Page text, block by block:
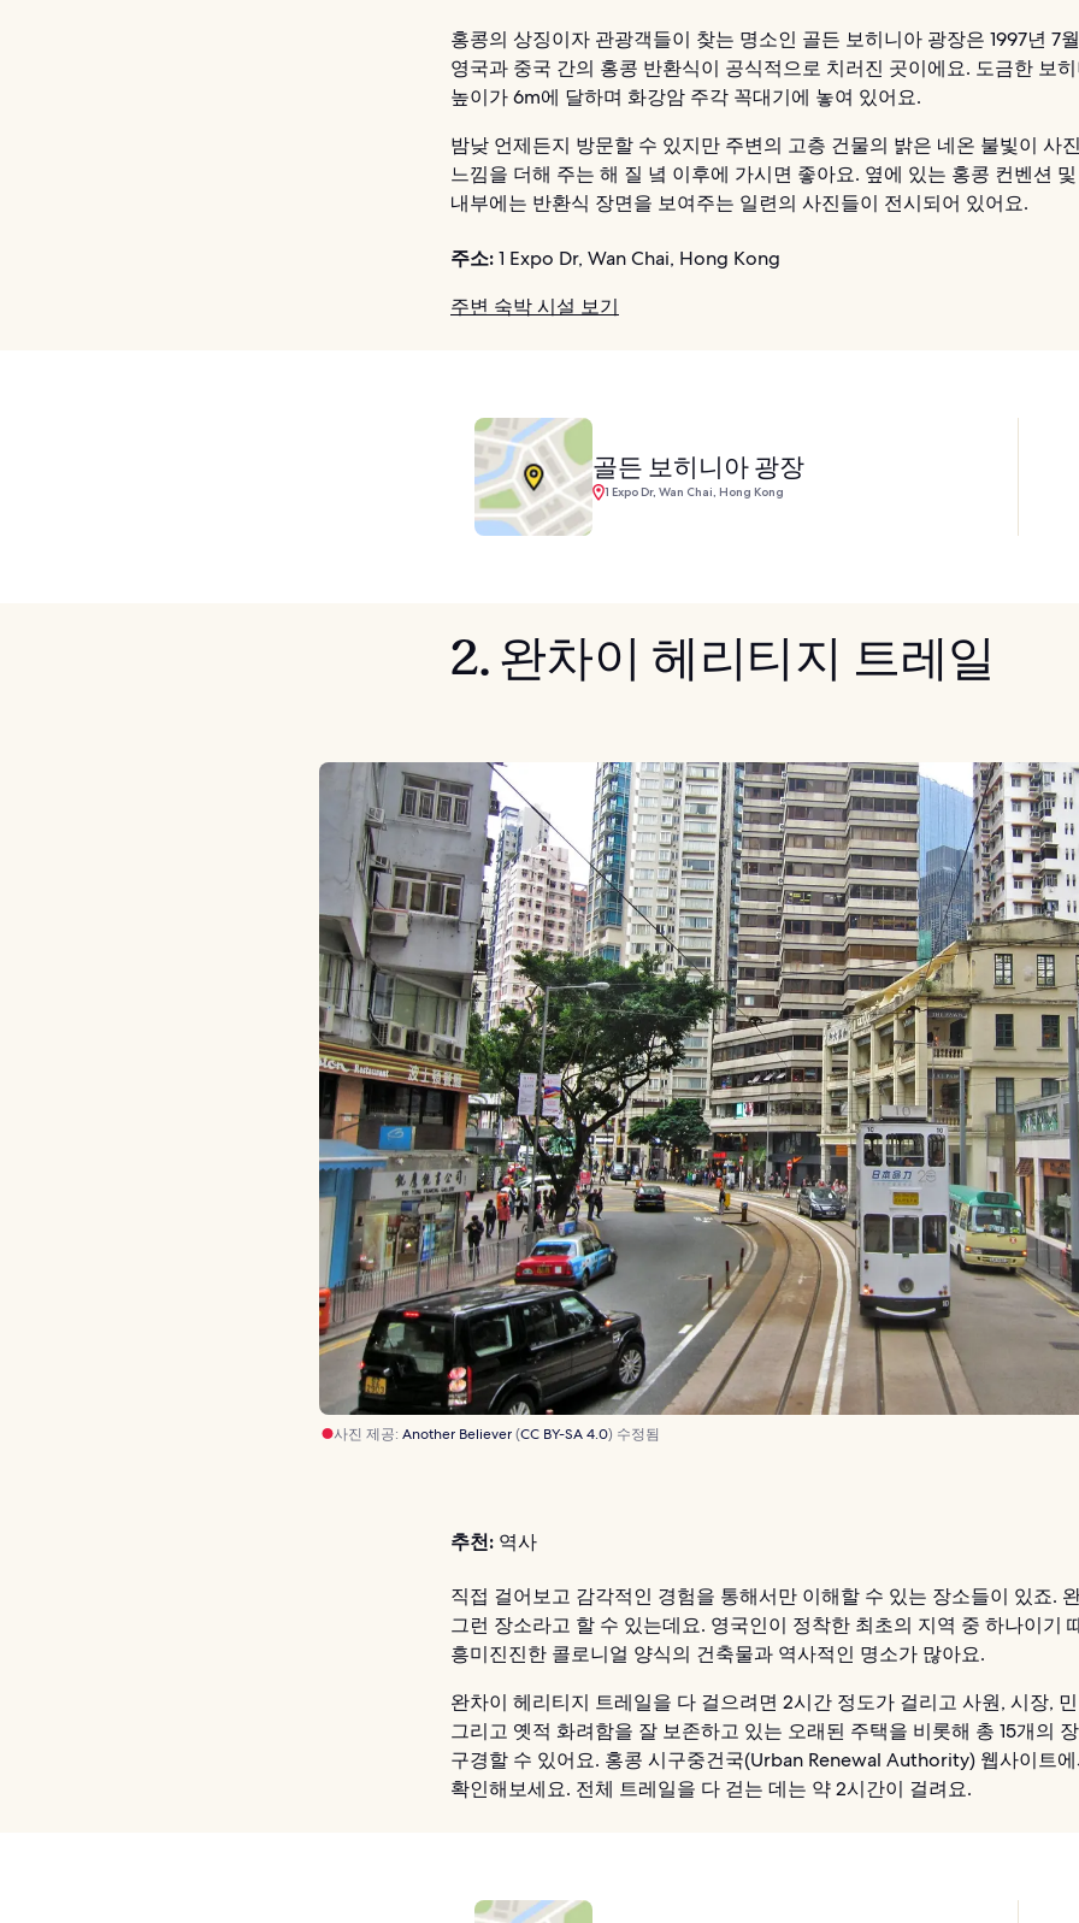
홍콩의 상징이자 관광객들이 찾는 명소인 골든 보히니아 광장은 1997년 7
영국과 중국 간의 홍콩 반환식이 공식적으로 치러진 곳이에요. 도금한 보
높이가 6m에 달하며 화강암 주각 꼭대기에 놓여 있어요.
밤낮 언제든지 방문할 수 있지만 주변의 고층 건물의 밝은 네온 불빛이 사
느낌을 더해 주는 해 질 녘 이후에 가시면 좋아요. 옆에 있는 홍콩 컨벤션
내부에는 반환식 장면을 보여주는 일련의 사진들이 전시되어 있어요.
주소: 1 Expo Dr, Wan Chai, Hong Kong
주변 숙박 시설 보기
골든 보히니아 광장
1 Expo Dr, Wan Chai, Hong Kong
2. 완차이 헤리티지 트레일
사진 제공:Another Believer(CC BY-SA 4.0) 수정됨
추천: 역사
직접 걸어보고 감각적인 경험을 통해서만 이해할 수 있는 장소들이 있죠.
그런 장소라고 할 수 있는데요. 영국인이 정착한 최초의 지역 중 하나이기
흥미진진한 콜로니얼 양식의 건축물과 역사적인 명소가 많아요.
완차이 헤리티지 트레일을 다 걸으려면 2시간 정도가 걸리고 사원, 시장,
그리고 옛적 화려함을 잘 보존하고 있는 오래된 주택을 비롯해 총 15개의
구경할 수 있어요. 홍콩 시구중건국(Urban Renewal Authority) 웹사이트
확인해보세요. 전체 트레일을 다 걷는 데는 약 2시간이 걸려요.